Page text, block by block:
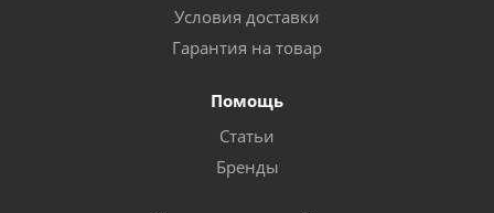
Условия доставки
Гарантия на товар
Помощь
Статьи
Бренды